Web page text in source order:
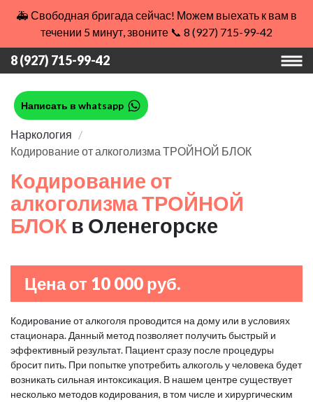
🚑 Свободная бригада сейчас! Можем выехать к вам в
течении 5 минут, звоните 📞 8 (927) 715-99-42
8 (927) 715-99-42
Написать в whatsapp
Наркология
Кодирование от алкоголизма ТРОЙНОЙ БЛОК
Кодирование от
алкоголизма ТРОЙНОЙ
БЛОК в Оленегорске
Цена от 10 000 руб.
Кодирование от алкоголя проводится на дому или в условиях
стационара. Данный метод позволяет получить быстрый и
эффективный результат. Пациент сразу после процедуры
бросит пить. При попытке употребить алкоголь у человека будет
возникать сильная интоксикация. В нашем центре существует
несколько методов кодирования, в том числе и хирургическим